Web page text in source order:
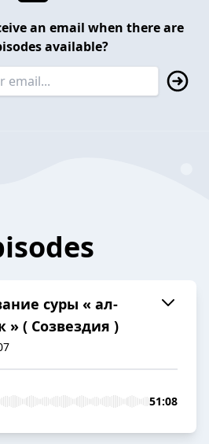
an email when there are
available?
cуры « ал-
» ( Созвездия )
51:08